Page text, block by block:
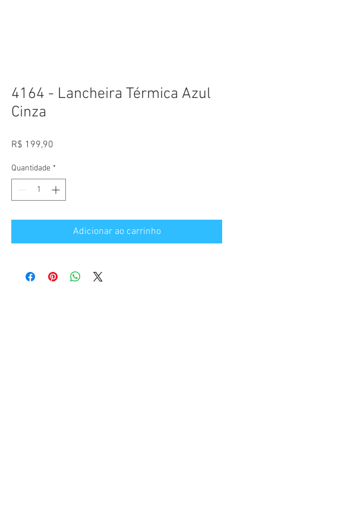
4164 - Lancheira Térmica Azul
Cinza
R$ 199,90
Quantidade *
Adicionar ao carrinho